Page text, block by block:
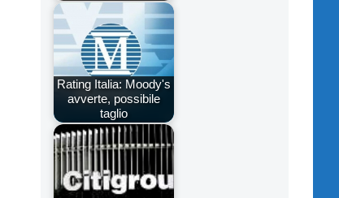
Rating Italia: Moody's
avverte, possibile
taglio